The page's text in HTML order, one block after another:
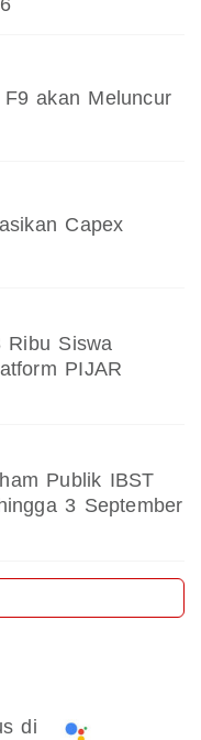
akan Meluncur
Capex
Ribu Siswa
PIJAR
Publik IBST
3 September
di